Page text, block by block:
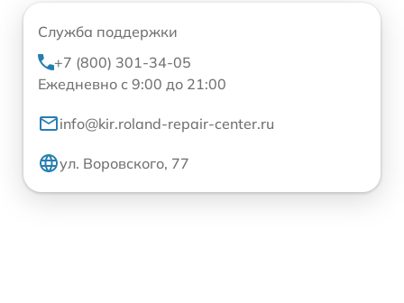
Служба поддержки
+7 (800) 301-34-05
Ежедневно с 9:00 до 21:00
info@kir.roland-repair-center.ru
ул. Воровского, 77